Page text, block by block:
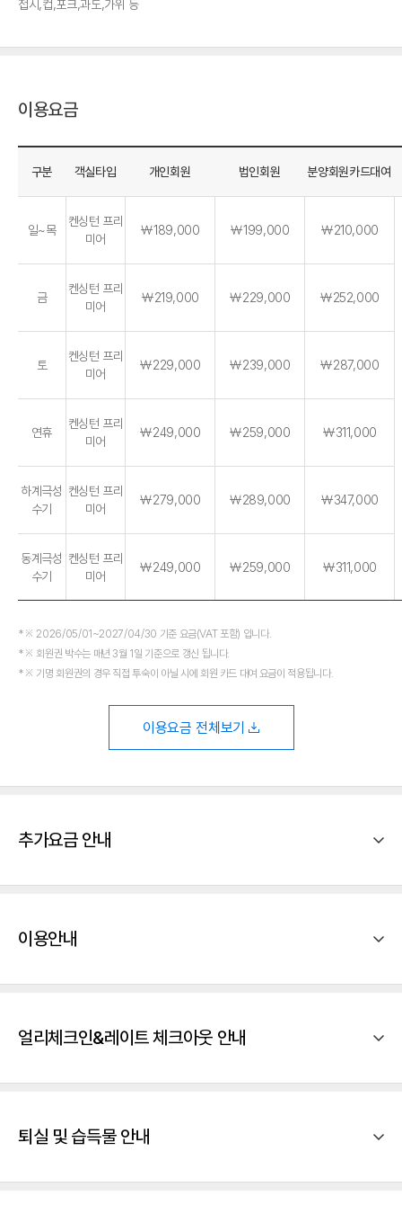
접시,컵,포크,과도,가위 등
이용요금
구분 객실타입 개인회원 법인회원 분양회원카드대여
일~목
켄싱턴 프리
미어
￦189,000 ￦199,000 ￦210,000
금
켄싱턴 프리
미어
￦219,000 ￦229,000 ￦252,000
토
켄싱턴 프리
미어
￦229,000 ￦239,000 ￦287,000
연휴
켄싱턴 프리
미어
￦249,000 ￦259,000 ￦311,000
하계극성
수기
켄싱턴 프리
미어
￦279,000 ￦289,000 ￦347,000
동계극성
수기
켄싱턴 프리
미어
￦249,000 ￦259,000 ￦311,000
※ 2026/05/01~2027/04/30 기준 요금(VAT 포함) 입니다.
※ 회원권 박수는 매년 3월 1일 기준으로 갱신 됩니다.
※ 기명 회원권의 경우 직접 투숙이 아닐 시에 회원 카드 대여 요금이 적용됩니다.
이용요금 전체보기
추가요금 안내
이용안내
얼리체크인&레이트 체크아웃 안내
퇴실 및 습득물 안내